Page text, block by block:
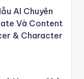
AI Chuyên
Và Content
& Character